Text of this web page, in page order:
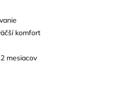
komfort
mesiacov